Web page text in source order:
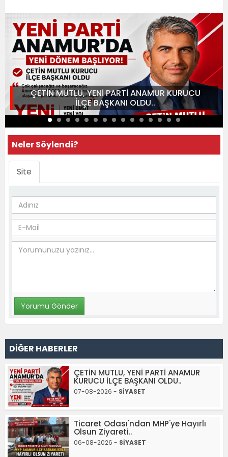
ÇETİN MUTLU, YENİ PARTİ ANAMUR KURUCU
İLÇE BAŞKANI OLDU..
Neler Söylendi?
Site
DİĞER HABERLER
ÇETİN MUTLU, YENİ PARTİ ANAMUR
KURUCU İLÇE BAŞKANI OLDU..
07-08-2026 - SİYASET
Ticaret Odası'ndan MHP'ye Hayırlı
Olsun Ziyareti..
06-08-2026 - SİYASET